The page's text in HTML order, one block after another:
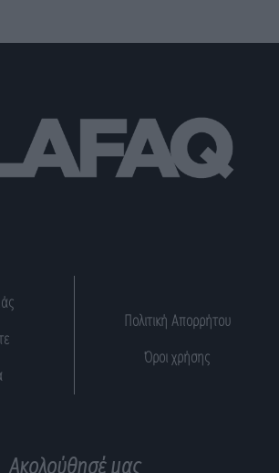
Πολιτική Απορρήτου
Όροι χρήσης
Ακολούθησέ μας